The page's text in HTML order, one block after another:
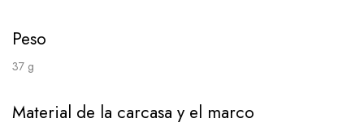
Peso
37 g
Material de la carcasa y el marco